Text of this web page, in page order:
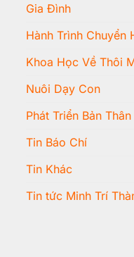
Gia Đình
Hành Trình Chuyển
Khoa Học Về Thôi
Nuôi Dạy Con
Phát Triển Bản Thân
Tin Báo Chí
Tin Khác
Tin tức Minh Trí